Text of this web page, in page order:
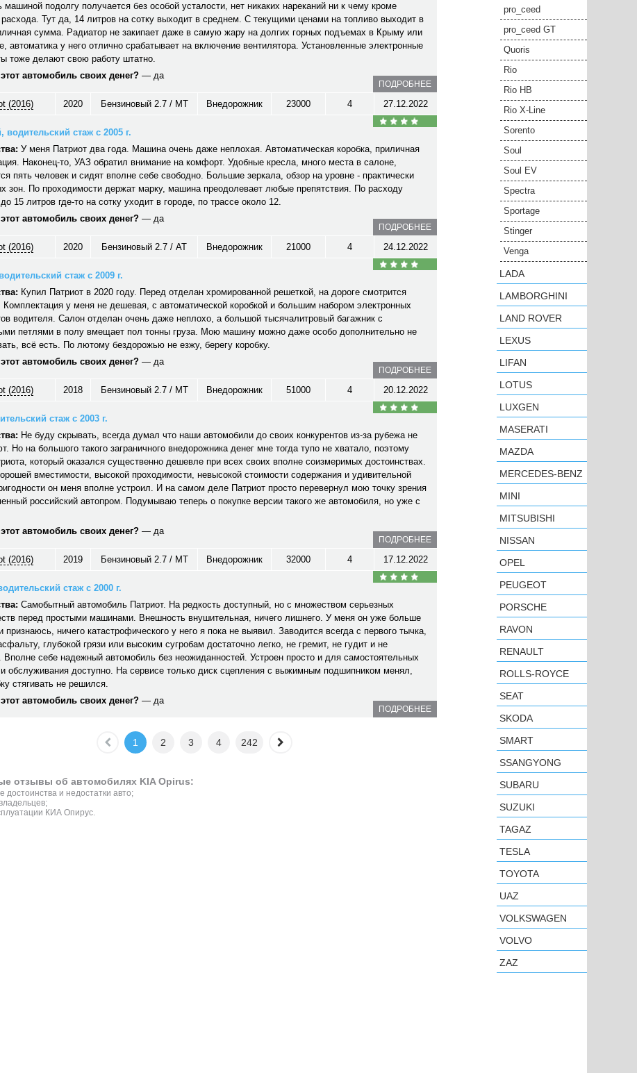
машиной подолгу получается без особой усталости, нет никаких нареканий ни к чему кроме
Тут да, 14 литров на сотку выходит в среднем. С текущими ценами на топливо выходит в
сумма. Радиатор не закипает даже в самую жару на долгих горных подъемах в Крыму или
автоматика у него отлично срабатывает на включение вентилятора. Установленные электронные
тоже делают свою работу штатно.
автомобиль своих денег? — да
ПОДРОБНЕЕ
(2016) 2020 Бензиновый 2.7 / MT Внедорожник 23000 4 27.12.2022
водительский стаж с 2005 г.
У меня Патриот два года. Машина очень даже неплохая. Автоматическая коробка, приличная
Наконец-то, УАЗ обратил внимание на комфорт. Удобные кресла, много места в салоне,
пять человек и сидят вполне себе свободно. Большие зеркала, обзор на уровне - практически
зон. По проходимости держат марку, машина преодолевает любые препятствия. По расходу
15 литров где-то на сотку уходит в городе, по трассе около 12.
автомобиль своих денег? — да
ПОДРОБНЕЕ
(2016) 2020 Бензиновый 2.7 / AT Внедорожник 21000 4 24.12.2022
стаж с 2009 г.
Купил Патриот в 2020 году. Перед отделан хромированной решеткой, на дороге смотрится
Комплектация у меня не дешевая, с автоматической коробкой и большим набором электронных
водителя. Салон отделан очень даже неплохо, а большой тысячалитровый багажник с
петлями в полу вмещает пол тонны груза. Мою машину можно даже особо дополнительно не
всё есть. По лютому бездорожью не езжу, берегу коробку.
автомобиль своих денег? — да
ПОДРОБНЕЕ
(2016) 2018 Бензиновый 2.7 / MT Внедорожник 51000 4 20.12.2022
стаж с 2003 г.
Не буду скрывать, всегда думал что наши автомобили до своих конкурентов из-за рубежа не
Но на большого такого заграничного внедорожника денег мне тогда тупо не хватало, поэтому
который оказался существенно дешевле при всех своих вполне соизмеримых достоинствах.
вместимости, высокой проходимости, невысокой стоимости содержания и удивительной
он меня вполне устроил. И на самом деле Патриот просто перевернул мою точку зрения
российский автопром. Подумываю теперь о покупке версии такого же автомобиля, но уже с
автомобиль своих денег? — да
ПОДРОБНЕЕ
(2016) 2019 Бензиновый 2.7 / MT Внедорожник 32000 4 17.12.2022
стаж с 2000 г.
Самобытный автомобиль Патриот. На редкость доступный, но с множеством серьезных
перед простыми машинами. Внешность внушительная, ничего лишнего. У меня он уже больше
признаюсь, ничего катастрофического у него я пока не выявил. Заводится всегда с первого тычка,
глубокой грязи или высоким сугробам достаточно легко, не гремит, не гудит и не
Вполне себе надежный автомобиль без неожиданностей. Устроен просто и для самостоятельных
обслуживания доступно. На сервисе только диск сцепления с выжимным подшипником менял,
стягивать не решился.
автомобиль своих денег? — да
ПОДРОБНЕЕ
1 2 3 4 242
отзывы об автомобилях KIA Opirus:
достоинства и недостатки авто;
КИА Опирус.
pro_ceed
pro_ceed GT
Quoris
Rio
Rio HB
Rio X-Line
Sorento
Soul
Soul EV
Spectra
Sportage
Stinger
Venga
LADA
LAMBORGHINI
LAND ROVER
LEXUS
LIFAN
LOTUS
LUXGEN
MASERATI
MAZDA
MERCEDES-BENZ
MINI
MITSUBISHI
NISSAN
OPEL
PEUGEOT
PORSCHE
RAVON
RENAULT
ROLLS-ROYCE
SEAT
SKODA
SMART
SSANGYONG
SUBARU
SUZUKI
TAGAZ
TESLA
TOYOTA
UAZ
VOLKSWAGEN
VOLVO
ZAZ